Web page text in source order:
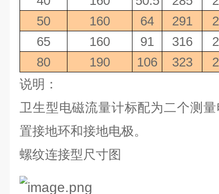
50
160 64 291
65
160 91 316
80
190 106 323
说明：
卫生型电磁流量计标配为二个测
置接地环和接地电极。
螺纹连接型尺寸图